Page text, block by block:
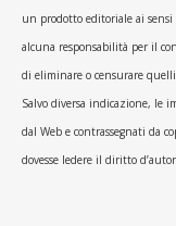
un prodotto editoriale ai
alcuna responsabilità per il
di eliminare o censurare
Salvo diversa indicazione, le
dal Web e contrassegnati da
dovesse ledere il diritto